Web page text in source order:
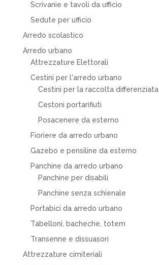
Scrivanie e tavoli da ufficio
Sedute per ufficio
Arredo scolastico
Arredo urbano
Attrezzature Elettorali
Cestini per l'arredo urbano
Cestini per la raccolta differenziata
Cestoni portarifiuti
Posacenere da esterno
Fioriere da arredo urbano
Gazebo e pensiline da esterno
Panchine da arredo urbano
Panchine per disabili
Panchine senza schienale
Portabici da arredo urbano
Tabelloni, bacheche, totem
Transenne e dissuasori
Attrezzature cimiteriali